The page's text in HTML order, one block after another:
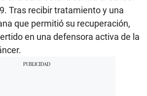
Tras recibir tratamiento y una
que permitió su recuperación,
en una defensora activa de la